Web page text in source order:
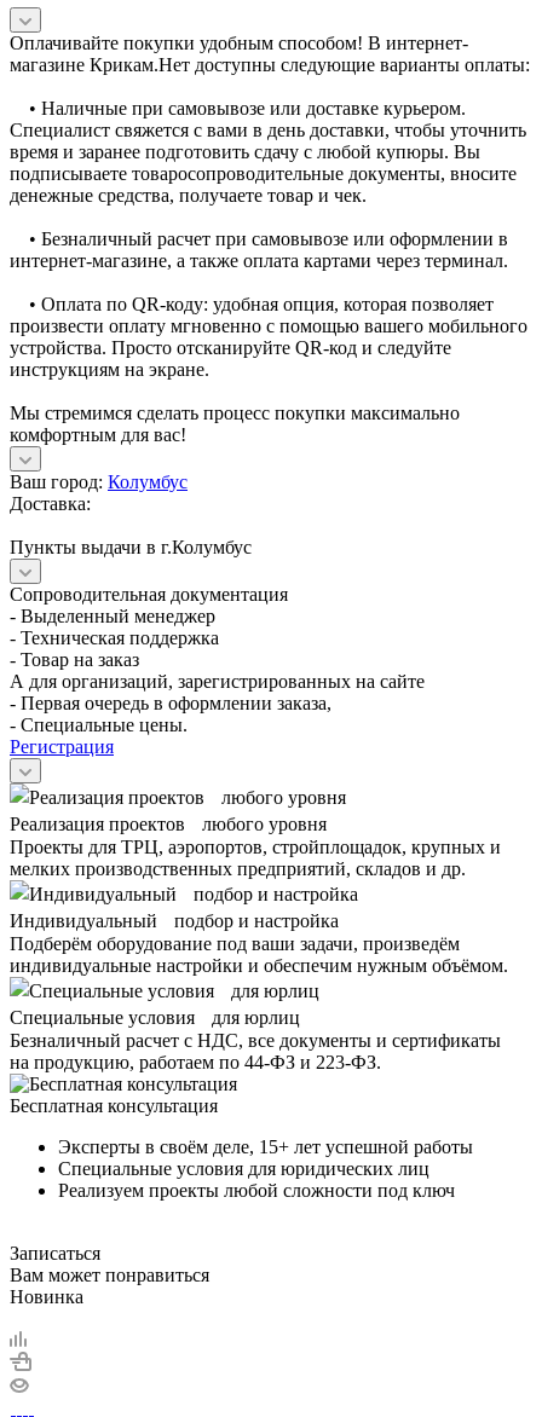
Оплачивайте покупки удобным способом! В интернет-
магазине Крикам.Нет доступны следующие варианты оплаты:
• Наличные при самовывозе или доставке курьером.
Специалист свяжется с вами в день доставки, чтобы уточнить
время и заранее подготовить сдачу с любой купюры. Вы
подписываете товаросопроводительные документы, вносите
денежные средства, получаете товар и чек.
• Безналичный расчет при самовывозе или оформлении в
интернет-магазине, а также оплата картами через терминал.
• Оплата по QR-коду: удобная опция, которая позволяет
произвести оплату мгновенно с помощью вашего мобильного
устройства. Просто отсканируйте QR-код и следуйте
инструкциям на экране.
Мы стремимся сделать процесс покупки максимально
комфортным для вас!
Ваш город: Колумбус
Доставка:
Пункты выдачи в г.Колумбус
Сопроводительная документация
- Выделенный менеджер
- Техническая поддержка
- Товар на заказ
А для организаций, зарегистрированных на сайте
- Первая очередь в оформлении заказа,
- Специальные цены.
Регистрация
Реализация проектов любого уровня
Проекты для ТРЦ, аэропортов, стройплощадок, крупных и
мелких производственных предприятий, складов и др.
Индивидуальный подбор и настройка
Подберём оборудование под ваши задачи, произведём
индивидуальные настройки и обеспечим нужным объёмом.
Специальные условия для юрлиц
Безналичный расчет с НДС, все документы и сертификаты
на продукцию, работаем по 44-ФЗ и 223-ФЗ.
Бесплатная консультация
Эксперты в своём деле, 15+ лет успешной работы
Специальные условия для юридических лиц
Реализуем проекты любой сложности под ключ
Записаться
Вам может понравиться
Новинка